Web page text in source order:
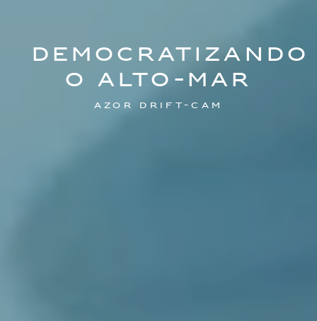
Democratizando
o alto-mar
Azor drift-cam